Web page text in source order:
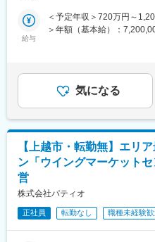
与先純増に成功しています
の紹介という実績も、顧客
た、人材育成の面では、月
等で、OJTのみに頼らない
変更の範囲：会社の定める
◎原則として、拠点に直接
のため人に対するマネジメ
・評価業務の補助（顧客か
理、財産一覧への転記など）
・案件の品質管理（複雑案
査を実施）
・営業/マーケティング活動
・その他事務手続き（オフ
■求人魅力
きます。
(2) リスクの高い相続税申告
す。法人で契約している税
給与
＜予定年収＞720万円～
＞年額（基本給）：
年の報酬は最低保証として
ンティブ報酬として年1回
10名の支給額は年間100万
であり、選考を通じて上下
定手当を含めた表記です。
気になる
【上越市・転勤無】エリ
ン「ウイングマーケット
営
株式会社パティオ
正社員 転勤なし 職種未経験歓